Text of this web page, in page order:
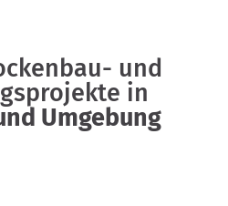
und
in
Umgebung